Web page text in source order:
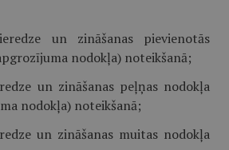
un zināšanas pievienotās
nodokļa) noteikšanā;
un zināšanas peļņas nodokļa
nodokļa) noteikšanā;
un zināšanas muitas nodokļa